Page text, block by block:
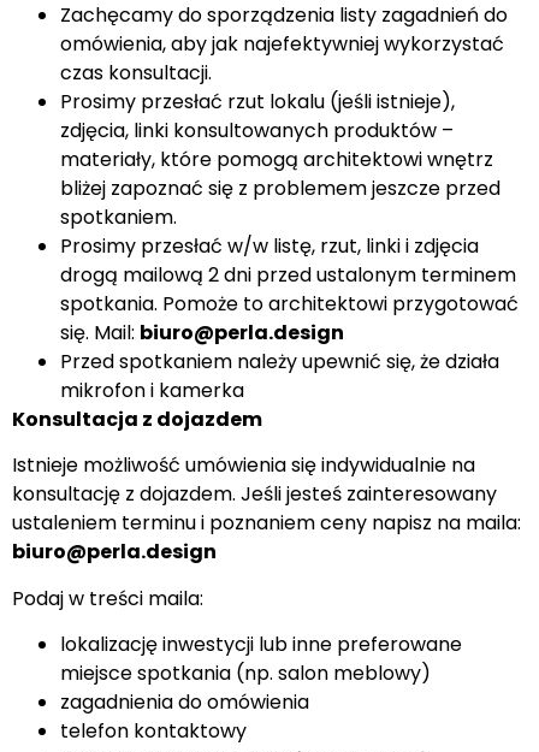
Zachęcamy do sporządzenia listy zagadnień do
omówienia, aby jak najefektywniej wykorzystać
czas konsultacji.
Prosimy przesłać rzut lokalu (jeśli istnieje),
zdjęcia, linki konsultowanych produktów –
materiały, które pomogą architektowi wnętrz
bliżej zapoznać się z problemem jeszcze przed
spotkaniem.
Prosimy przesłać w/w listę, rzut, linki i zdjęcia
drogą mailową 2 dni przed ustalonym terminem
spotkania. Pomoże to architektowi przygotować
się. Mail: biuro@perla.design
Przed spotkaniem należy upewnić się, że działa
mikrofon i kamerka
Konsultacja z dojazdem
Istnieje możliwość umówienia się indywidualnie na
konsultację z dojazdem. Jeśli jesteś zainteresowany
ustaleniem terminu i poznaniem ceny napisz na maila:
biuro@perla.design
Podaj w treści maila:
lokalizację inwestycji lub inne preferowane
miejsce spotkania (np. salon meblowy)
zagadnienia do omówienia
telefon kontaktowy